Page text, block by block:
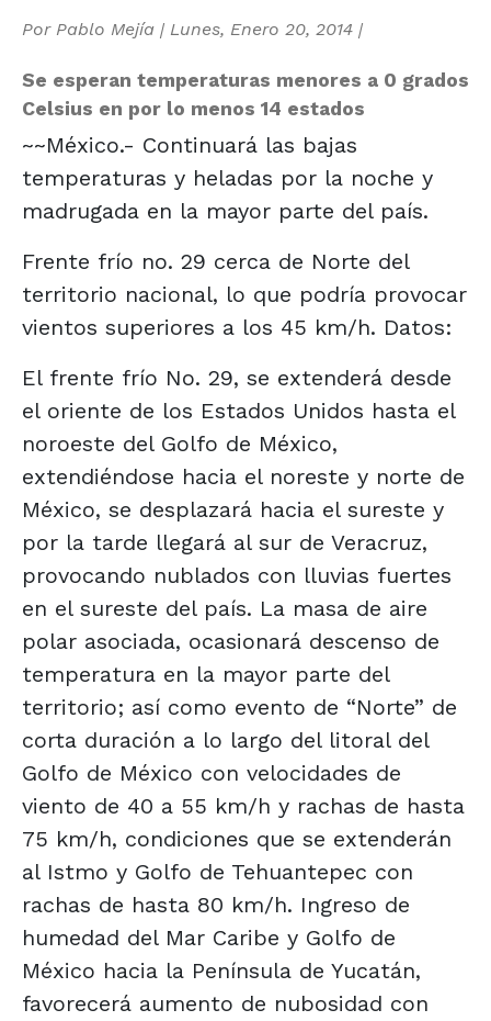
Por Pablo Mejía | Lunes, Enero 20, 2014 |
Se esperan temperaturas menores a 0 grados
Celsius en por lo menos 14 estados
~~México.- Continuará las bajas
temperaturas y heladas por la noche y
madrugada en la mayor parte del país.
Frente frío no. 29 cerca de Norte del
territorio nacional, lo que podría provocar
vientos superiores a los 45 km/h. Datos:
El frente frío No. 29, se extenderá desde
el oriente de los Estados Unidos hasta el
noroeste del Golfo de México,
extendiéndose hacia el noreste y norte de
México, se desplazará hacia el sureste y
por la tarde llegará al sur de Veracruz,
provocando nublados con lluvias fuertes
en el sureste del país. La masa de aire
polar asociada, ocasionará descenso de
temperatura en la mayor parte del
territorio; así como evento de “Norte” de
corta duración a lo largo del litoral del
Golfo de México con velocidades de
viento de 40 a 55 km/h y rachas de hasta
75 km/h, condiciones que se extenderán
al Istmo y Golfo de Tehuantepec con
rachas de hasta 80 km/h. Ingreso de
humedad del Mar Caribe y Golfo de
México hacia la Península de Yucatán,
favorecerá aumento de nubosidad con